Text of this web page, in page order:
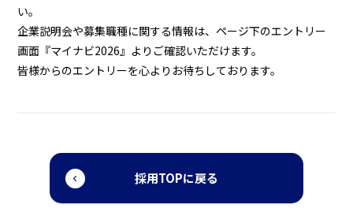
い。
企業説明会や募集職種に関する情報は、ページ下のエントリー
画面『マイナビ2026』よりご確認いただけます。
皆様からのエントリーを心よりお待ちしております。
採用TOPに戻る